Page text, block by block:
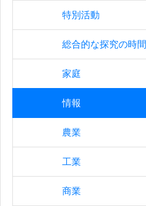
特別活動
総合的な探究の時間
家庭
情報
農業
工業
商業